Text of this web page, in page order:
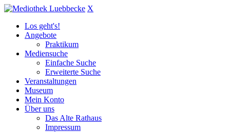
X
Los geht's!
Angebote
Praktikum
Mediensuche
Einfache Suche
Erweiterte Suche
Veranstaltungen
Museum
Mein Konto
Über uns
Das Alte Rathaus
Impressum